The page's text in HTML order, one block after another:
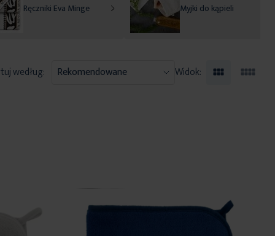
Ręczniki Eva Minge Myjki do kąpieli
według: Widok: